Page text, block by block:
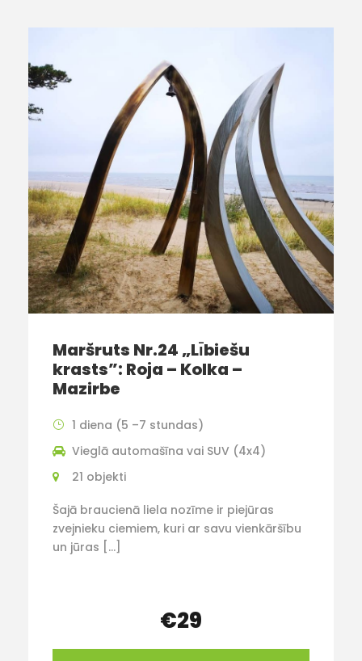
Maršruts Nr.24 „Lı̄biešu
krasts”: Roja – Kolka –
Mazirbe
1 diena (5 –7 stundas)
Vieglā automašīna vai SUV (4x4)
21 objekti
Šajā braucienā liela nozīme ir piejūras
zvejnieku ciemiem, kuri ar savu vienkāršību
un jūras […]
€29